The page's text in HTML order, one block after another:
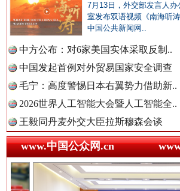
中国企业
中国农业
中国视频
红船起航处 潮起向未来
7月13日，外交部发言人办
室发布双语视频《南海听涛
中国公共新闻网..
中方公布：对6家美国实体采取反制..
中国发起首例对外贸易国家安全调查
毛宁：高度警惕日本右翼势力借助新..
2026世界人工智能大会暨人工智能全..
王毅同丹麦外交大臣拉斯穆森会谈
www.中国公众网.cn